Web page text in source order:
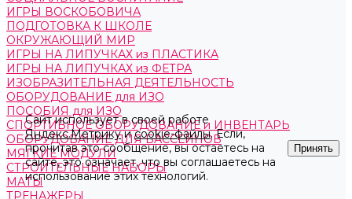
ИГРЫ ВОСКОБОВИЧА
ПОДГОТОВКА К ШКОЛЕ
ОКРУЖАЮЩИЙ МИР
ИГРЫ НА ЛИПУЧКАХ из ПЛАСТИКА
ИГРЫ НА ЛИПУЧКАХ из ФЕТРА
ИЗОБРАЗИТЕЛЬНАЯ ДЕЯТЕЛЬНОСТЬ
ОБОРУДОВАНИЕ для ИЗО
ПОСОБИЯ для ИЗО
СПОРТИВНОЕ ОБОРУДОВАНИЕ и ИНВЕНТАРЬ
ОБОРУДОВАНИЕ ДЛЯ БАССЕЙНОВ
МЯГКИЕ МОДУЛИ
СТРОИТЕЛЬНЫЕ НАБОРЫ
МАТЫ
ТРЕНАЖЕРЫ
Сайт использует в своей работе
Яндекс.Метрикуиcookie-файлы. Если,
прочитав это сообщение, вы остаетесь на
сайте, это означает, что вы соглашаетесь на
использование этих технологий.
Принять